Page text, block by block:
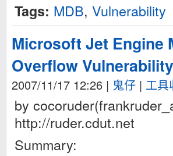
Tags: MDB, Vulnerability
Microsoft Jet Engine
Overflow Vulnerability
2007/11/17 12:26 | 鬼仔 | 工具
by
http://ruder.cdut.net
Summary: